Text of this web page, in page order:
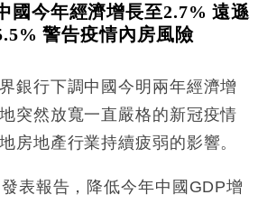
料美伊戰事快結束 承認部分彈藥庫存緊
行上半年淨利創新高 中期息增15%至
國今年經濟增長至2.7% 遠遜
警告疫情內房風險
銀行下調中國今明兩年經濟增
突然放寬一直嚴格的新冠疫情
房地產行業持續疲弱的影響。
表報告，降低今年中國GDP增